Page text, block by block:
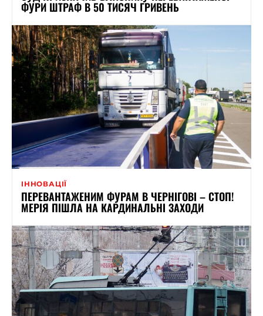
ФУРИ ШТРАФ В 50 ТИСЯЧ ГРИВЕНЬ
ІННОВАЦІЇ
ПЕРЕВАНТАЖЕНИМ ФУРАМ В ЧЕРНІГОВІ – СТОП!
МЕРІЯ ПІШЛА НА КАРДИНАЛЬНІ ЗАХОДИ